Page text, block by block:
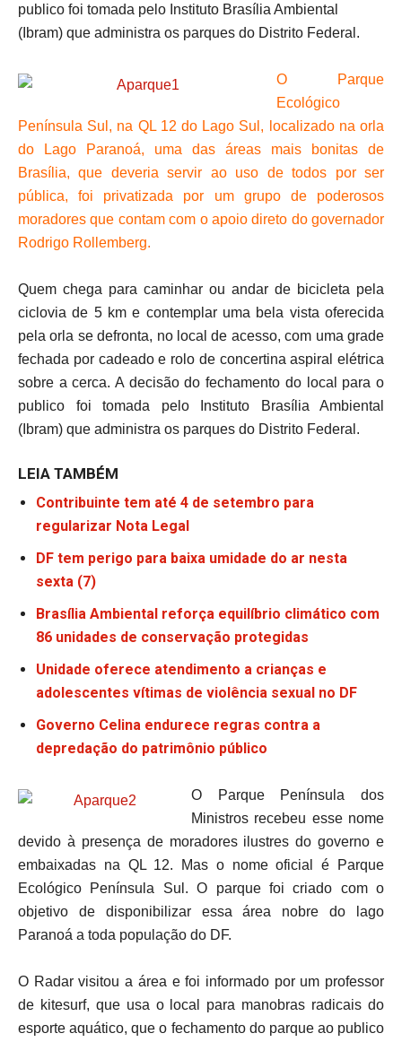
publico foi tomada pelo Instituto Brasília Ambiental
(Ibram) que administra os parques do Distrito Federal.
O Parque
Ecológico
Península Sul, na QL 12 do Lago Sul, localizado na orla
do Lago Paranoá, uma das áreas mais bonitas de
Brasília, que deveria servir ao uso de todos por ser
pública, foi privatizada por um grupo de poderosos
moradores que contam com o apoio direto do governador
Rodrigo Rollemberg.
Quem chega para caminhar ou andar de bicicleta pela
ciclovia de 5 km e contemplar uma bela vista oferecida
pela orla se defronta, no local de acesso, com uma grade
fechada por cadeado e rolo de concertina aspiral elétrica
sobre a cerca. A decisão do fechamento do local para o
publico foi tomada pelo Instituto Brasília Ambiental
(Ibram) que administra os parques do Distrito Federal.
LEIA TAMBÉM
Contribuinte tem até 4 de setembro para
regularizar Nota Legal
DF tem perigo para baixa umidade do ar nesta
sexta (7)
Brasília Ambiental reforça equilíbrio climático com
86 unidades de conservação protegidas
Unidade oferece atendimento a crianças e
adolescentes vítimas de violência sexual no DF
Governo Celina endurece regras contra a
depredação do patrimônio público
O Parque Península dos
Ministros recebeu esse nome
devido à presença de moradores ilustres do governo e
embaixadas na QL 12. Mas o nome oficial é Parque
Ecológico Península Sul. O parque foi criado com o
objetivo de disponibilizar essa área nobre do lago
Paranoá a toda população do DF.
O Radar visitou a área e foi informado por um professor
de kitesurf, que usa o local para manobras radicais do
esporte aquático, que o fechamento do parque ao publico